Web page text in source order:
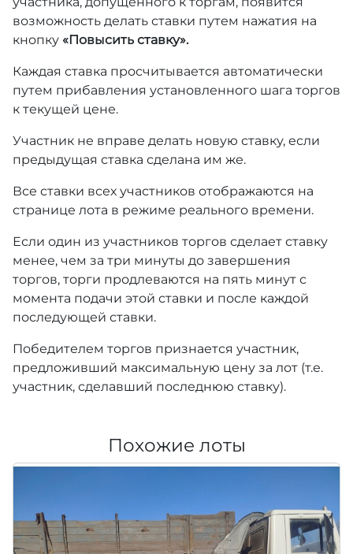
возможность делать ставки путем нажатия на
кнопку «Повысить ставку».
Каждая ставка просчитывается автоматически
путем прибавления установленного шага торгов
к текущей цене.
Участник не вправе делать новую ставку, если
предыдущая ставка сделана им же.
Все ставки всех участников отображаются на
странице лота в режиме реального времени.
Если один из участников торгов сделает ставку
менее, чем за три минуты до завершения
торгов, торги продлеваются на пять минут с
момента подачи этой ставки и после каждой
последующей ставки.
Победителем торгов признается участник,
предложивший максимальную цену за лот (т.е.
участник, сделавший последнюю ставку).
Похожие лоты